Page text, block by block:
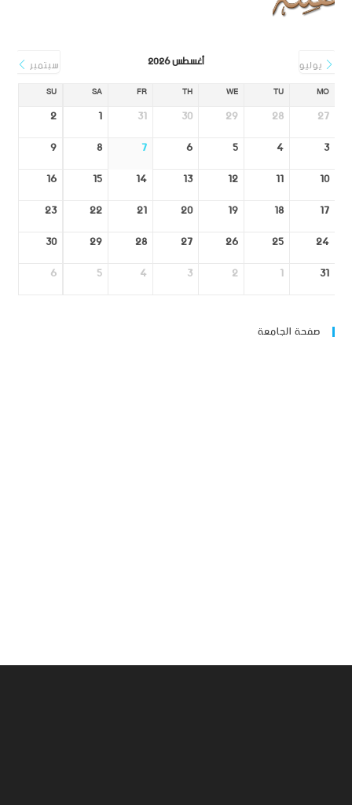
يوليو أغسطس 2026 سبتمبر
MO
TU
WE
TH
FR
SA
SU
27
28
29
30
31
1
2
3
4
5
6
7
8
9
10
11
12
13
14
15
16
17
18
19
20
21
22
23
24
25
26
27
28
29
30
31
1
2
3
4
5
6
صفحة الجامعة